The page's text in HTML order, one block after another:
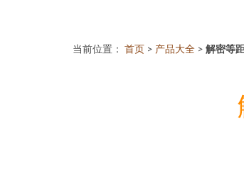
当前位置： 首页 > 产品大全 > 解密等